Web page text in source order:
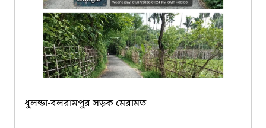
ধুলন্ডা-বলরামপুর সড়ক মেরামত